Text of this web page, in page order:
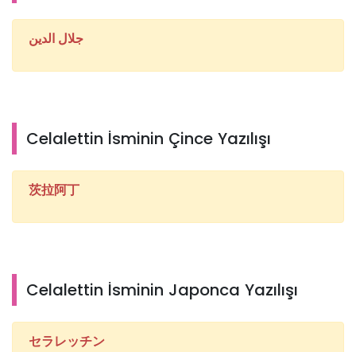
جلال الدين
Celalettin İsminin Çince Yazılışı
茨拉阿丁
Celalettin İsminin Japonca Yazılışı
セラレッチン